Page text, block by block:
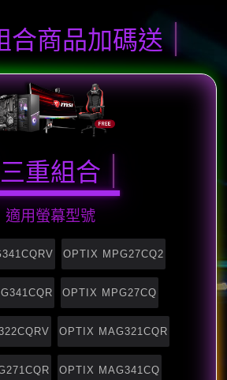
合商品加碼送
三重組合
適用螢幕型號
OPTIX MPG27CQ2
OPTIX MPG27CQ
OPTIX MAG321CQR
OPTIX MAG341CQ